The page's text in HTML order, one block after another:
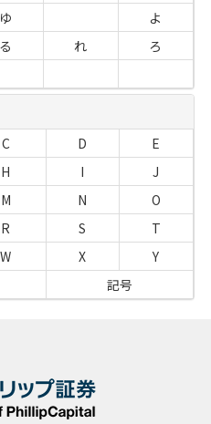
ゆ
よ
る れ
ろ
C D
E
H I
J
M N
O
R S
T
W X
Y
記号